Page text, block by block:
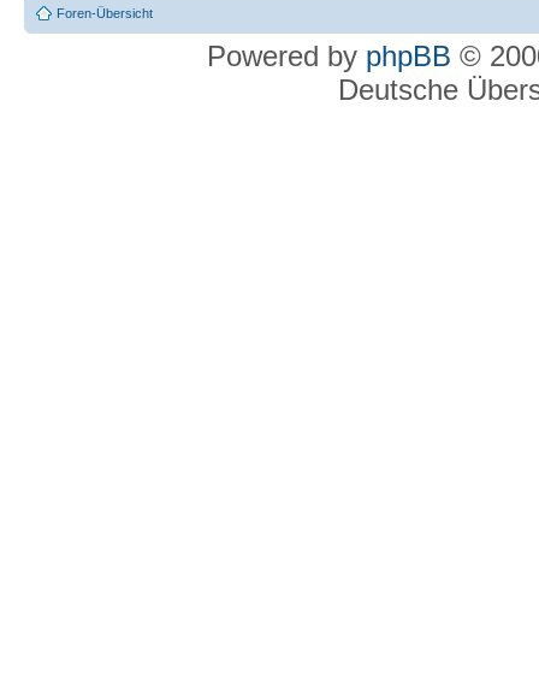
Foren-Übersicht
Powered by phpBB ©
Deutsche